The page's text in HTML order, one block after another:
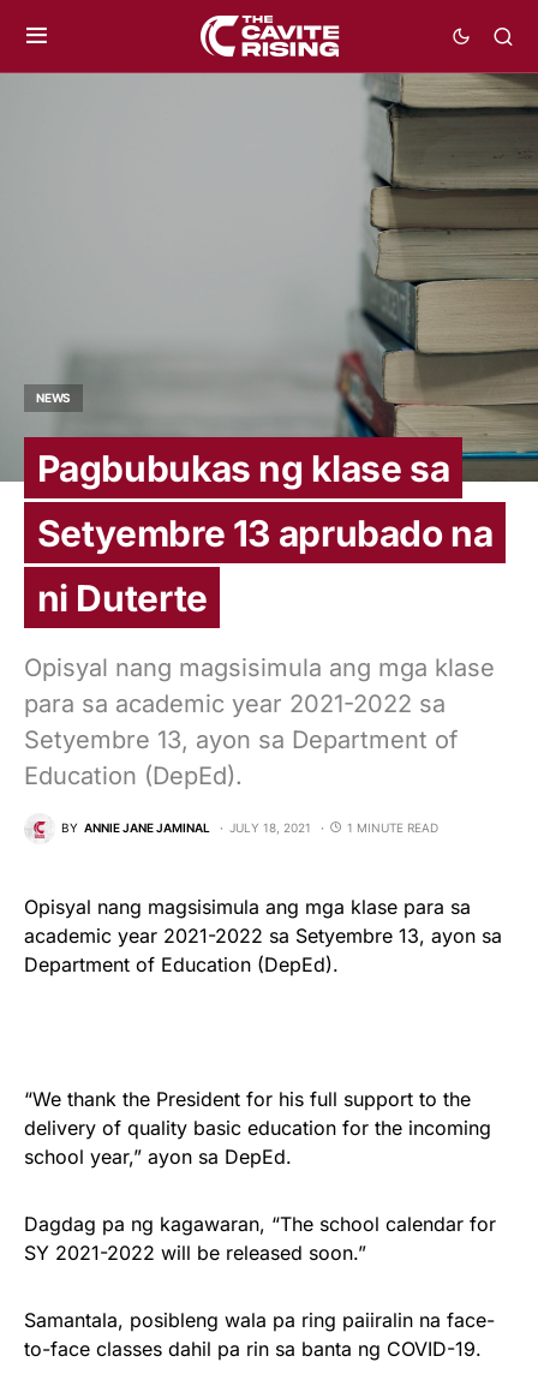
NEWS
Pagbubukas ng klase sa
Setyembre 13 aprubado na
ni Duterte
Opisyal nang magsisimula ang mga klase
para sa academic year 2021-2022 sa
Setyembre 13, ayon sa Department of
Education (DepEd).
BY ANNIE JANE JAMINAL JULY 18, 2021 1 MINUTE READ
Opisyal nang magsisimula ang mga klase para sa
academic year 2021-2022 sa Setyembre 13, ayon sa
Department of Education (DepEd).
“We thank the President for his full support to the
delivery of quality basic education for the incoming
school year,” ayon sa DepEd.
Dagdag pa ng kagawaran, “The school calendar for
SY 2021-2022 will be released soon.”
Samantala, posibleng wala pa ring paiiralin na face-
to-face classes dahil pa rin sa banta ng COVID-19.